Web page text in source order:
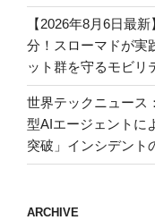
【2026年8月6日最
分！スローマドが実
ット群を守るモビリ
世界テックニュース
型AIエージェントに
突破」インシデント
ARCHIVE